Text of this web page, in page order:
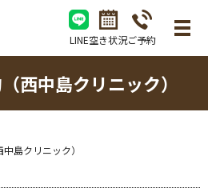
LINE空き状況ご予約
西中島クリニック）
島クリニック）